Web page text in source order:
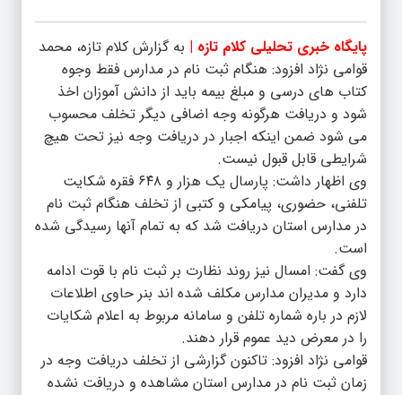
پایگاه خبری تحلیلی کلام تازه | به گزارش کلام تازه، محمد
قوامی نژاد افزود: هنگام ثبت نام در مدارس فقط وجوه
کتاب های درسی و مبلغ بیمه باید از دانش آموزان اخذ
شود و دریافت هرگونه وجه اضافی دیگر تخلف محسوب
می شود ضمن اینکه اجبار در دریافت وجه نیز تحت هیچ
شرایطی قابل قبول نیست.
وی اظهار داشت: پارسال یک هزار و ۶۴۸ فقره شکایت
تلفنی، حضوری، پیامکی و کتبی از تخلف هنگام ثبت نام
در مدارس استان دریافت شد که به تمام آنها رسیدگی شده
است.
وی گفت: امسال نیز روند نظارت بر ثبت نام با قوت ادامه
دارد و مدیران مدارس مکلف شده اند بنر حاوی اطلاعات
لازم در باره شماره تلفن و سامانه مربوط به اعلام شکایات
را در معرض دید عموم قرار دهند.
قوامی نژاد افزود: تاکنون گزارشی از تخلف دریافت وجه در
زمان ثبت نام در مدارس استان مشاهده و دریافت نشده